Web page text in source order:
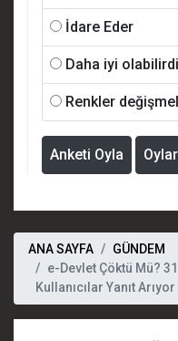
İdare Eder
Daha iyi olabilirdi
Renkler
Anketi Oyla
ANA SAYFA
GÜNDEM
e-Devlet Çöktü Mü?
Kullanıcılar Yanıt Arıyor